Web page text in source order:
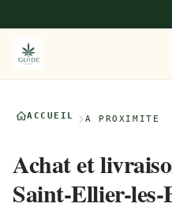
ACCUEIL À PROXIMITÉ
Achat et
Saint-Ellier-les-